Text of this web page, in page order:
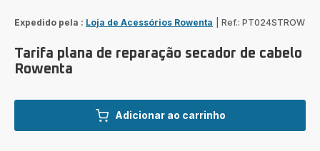
Expedido pela : Loja de Acessórios Rowenta Ref.: PT024STROW
Tarifa plana de reparação secador de cabelo
Rowenta
Adicionar ao carrinho